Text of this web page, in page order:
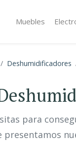
Muebles
Deshumidificadores
para
presentamos